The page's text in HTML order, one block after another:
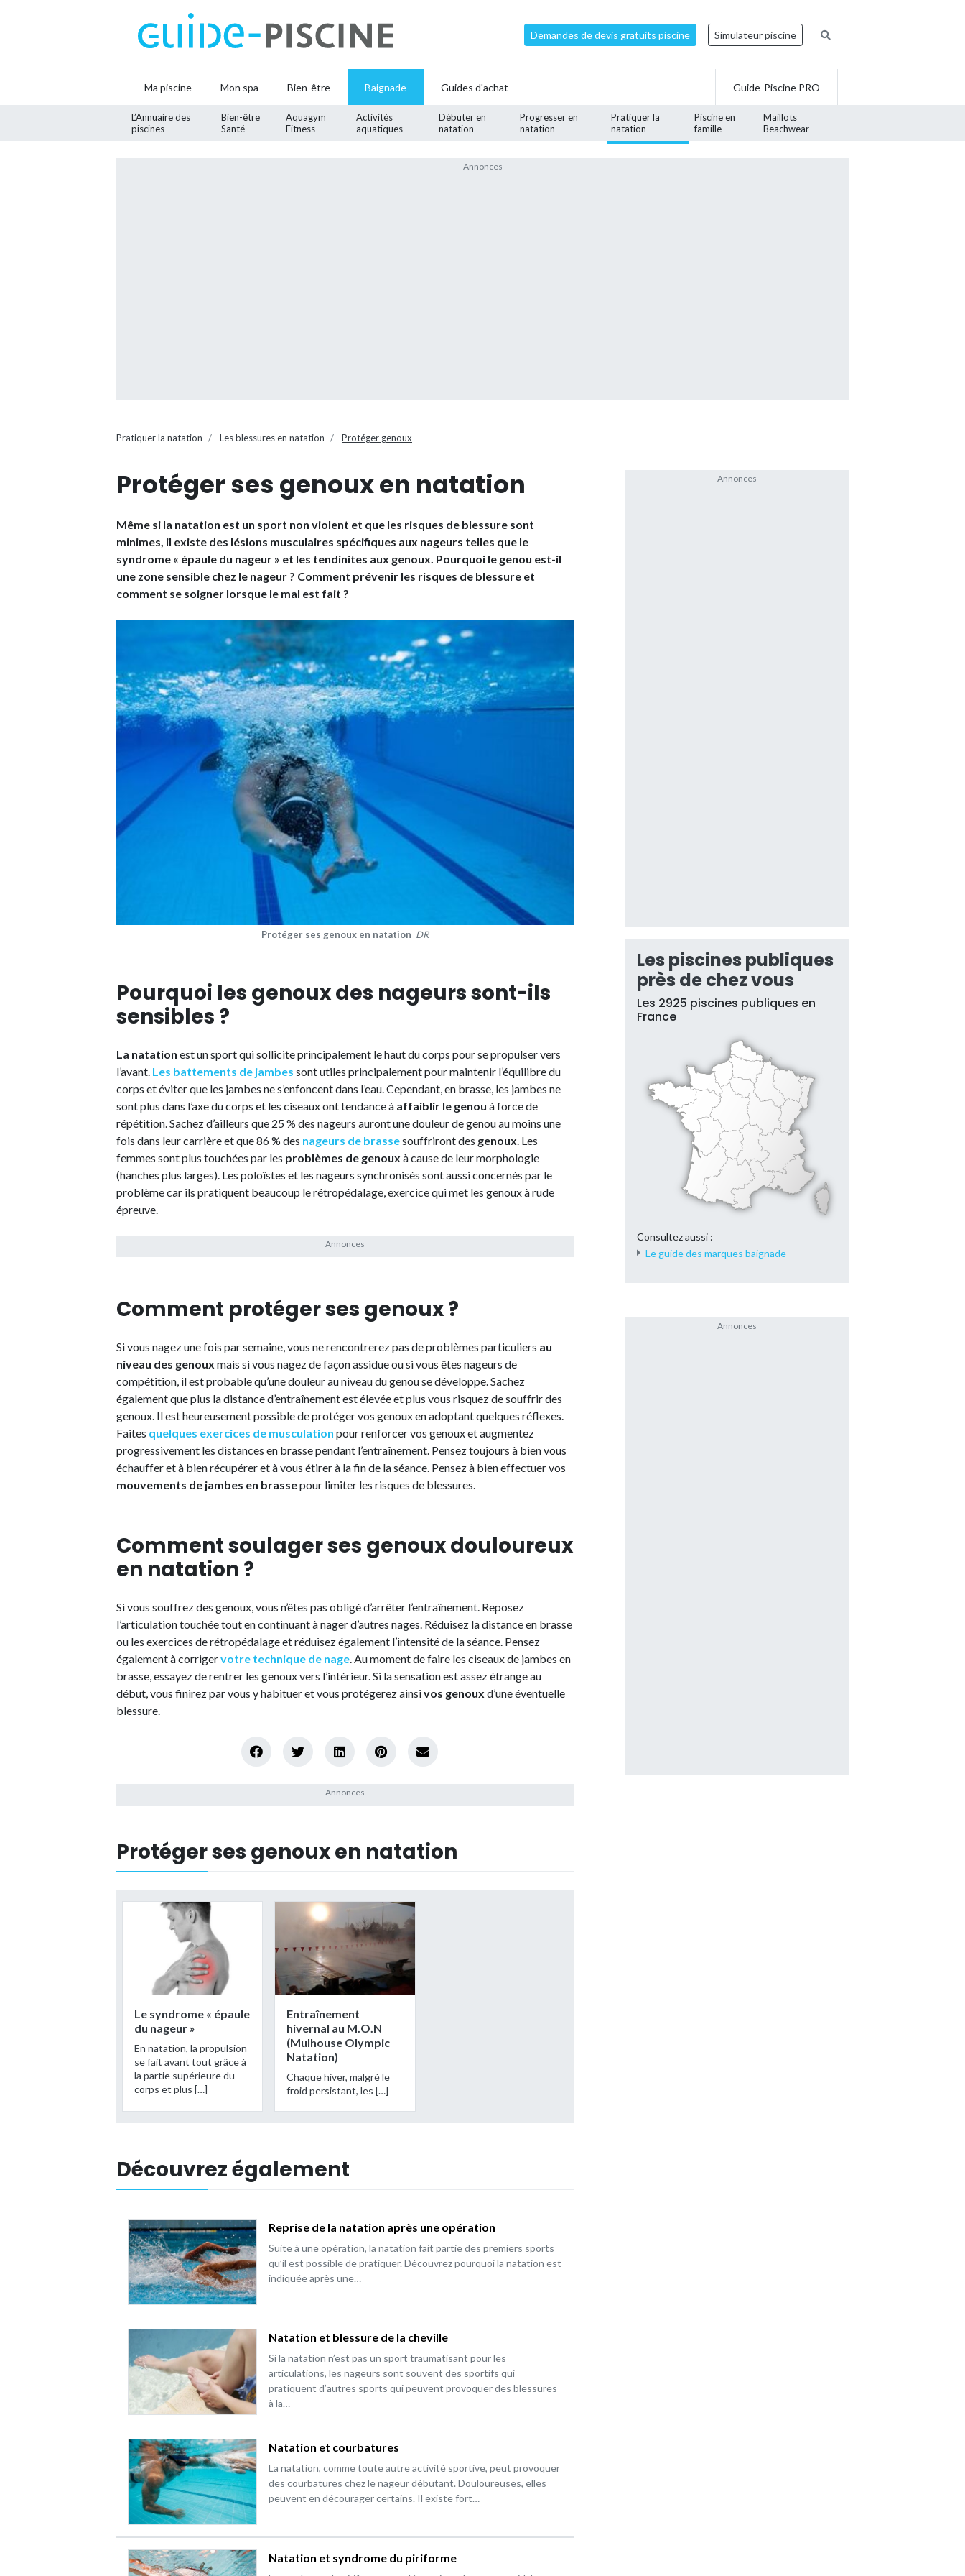
Demandes de devis gratuits piscine Simulateur piscine
Ma piscine Mon spa Bien-être Baignade
L’Annuaire des
piscines
Bien-être
Santé
Aquagym
Fitness
Activités
aquatiques
Débuter en
natation
Progresser en
natation
Pratiquer la
natation
Piscine en
famille
Maillots
Beachwear
Guides d'achat Guide-Piscine PRO
Pratiquer la natation Les blessures en natation Protéger genoux
Protéger ses genoux en natation
Même si la natation est un sport non violent et que les risques de blessure sont
minimes, il existe des lésions musculaires spécifiques aux nageurs telles que le
syndrome « épaule du nageur » et les tendinites aux genoux. Pourquoi le genou est-il
une zone sensible chez le nageur ? Comment prévenir les risques de blessure et
comment se soigner lorsque le mal est fait ?
Protéger ses genoux en natation DR
Pourquoi les genoux des nageurs sont-ils
sensibles ?
La natation est un sport qui sollicite principalement le haut du corps pour se propulser vers
l’avant. Les battements de jambes sont utiles principalement pour maintenir l’équilibre du
corps et éviter que les jambes ne s’enfoncent dans l’eau. Cependant, en brasse, les jambes ne
sont plus dans l’axe du corps et les ciseaux ont tendance à affaiblir le genou à force de
répétition. Sachez d’ailleurs que 25 % des nageurs auront une douleur de genou au moins une
fois dans leur carrière et que 86 % des nageurs de brassesouffriront des genoux. Les
femmes sont plus touchées par les problèmes de genoux à cause de leur morphologie
(hanches plus larges). Les poloïstes et les nageurs synchronisés sont aussi concernés par le
problème car ils pratiquent beaucoup le rétropédalage, exercice qui met les genoux à rude
épreuve.
Comment protéger ses genoux ?
Si vous nagez une fois par semaine, vous ne rencontrerez pas de problèmes particuliers au
niveau des genoux mais si vous nagez de façon assidue ou si vous êtes nageurs de
compétition, il est probable qu’une douleur au niveau du genou se développe. Sachez
également que plus la distance d’entraînement est élevée et plus vous risquez de souffrir des
genoux. Il est heureusement possible de protéger vos genoux en adoptant quelques réflexes.
Faites quelques exercices de musculation pour renforcer vos genoux et augmentez
progressivement les distances en brasse pendant l’entraînement. Pensez toujours à bien vous
échauffer et à bien récupérer et à vous étirer à la fin de la séance. Pensez à bien effectuer vos
mouvements de jambes en brassepour limiter les risques de blessures.
Comment soulager ses genoux douloureux
en natation ?
Si vous souffrez des genoux, vous n’êtes pas obligé d’arrêter l’entraînement. Reposez
l’articulation touchée tout en continuant à nager d’autres nages. Réduisez la distance en brasse
ou les exercices de rétropédalage et réduisez également l’intensité de la séance. Pensez
également à corrigervotre technique de nage. Au moment de faire les ciseaux de jambes en
brasse, essayez de rentrer les genoux vers l’intérieur. Si la sensation est assez étrange au
début, vous finirez par vous y habituer et vous protégerez ainsivos genoux d’une éventuelle
blessure.
Protéger ses genoux en natation
Le syndrome « épaule
du nageur »
En natation, la propulsion
se fait avant tout grâce à
la partie supérieure du
corps et plus […]
Entraînement
hivernal au M.O.N
(Mulhouse Olympic
Natation)
Chaque hiver, malgré le
froid persistant, les […]
Découvrez également
Reprise de la natation après une opération
Suite à une opération, la natation fait partie des premiers sports
qu’il est possible de pratiquer. Découvrez pourquoi la natation est
indiquée après une…
Natation et blessure de la cheville
Si la natation n’est pas un sport traumatisant pour les
articulations, les nageurs sont souvent des sportifs qui
pratiquent d’autres sports qui peuvent provoquer des blessures
à la…
Natation et courbatures
La natation, comme toute autre activité sportive, peut provoquer
des courbatures chez le nageur débutant. Douloureuses, elles
peuvent en décourager certains. Il existe fort…
Natation et syndrome du piriforme
Les piscines publiques
près de chez vous
Les 2925 piscines publiques en
France
Consultez aussi :
Le guide des marques baignade